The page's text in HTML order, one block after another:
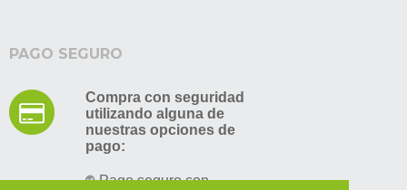
PAGO SEGURO
Compra con seguridad
utilizando alguna de
nuestras opciones de
pago:
Pago seguro con